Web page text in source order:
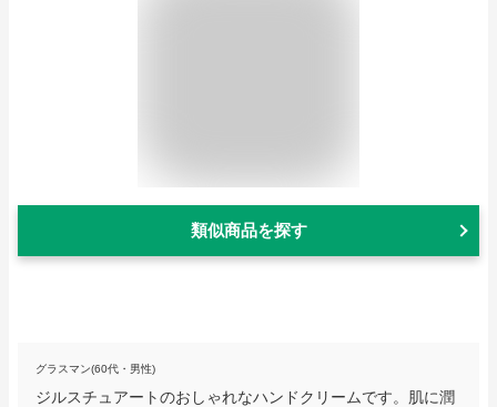
類似商品を探す
グラスマン(60代・男性)
ジルスチュアートのおしゃれなハンドクリームです。肌に潤